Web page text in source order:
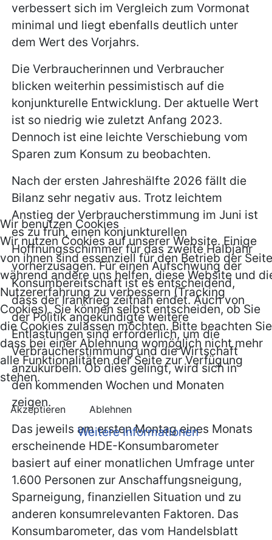
verbessert sich im Vergleich zum Vormonat
minimal und liegt ebenfalls deutlich unter
dem Wert des Vorjahrs.
Die Verbraucherinnen und Verbraucher
blicken weiterhin pessimistisch auf die
konjunkturelle Entwicklung. Der aktuelle Wert
ist so niedrig wie zuletzt Anfang 2023.
Dennoch ist eine leichte Verschiebung vom
Sparen zum Konsum zu beobachten.
Nach der ersten Jahreshälfte 2026 fällt die
Bilanz sehr negativ aus. Trotz leichtem
Anstieg der Verbraucherstimmung im Juni ist
es zu früh, einen konjunkturellen
Hoffnungsschimmer für das zweite Halbjahr
vorherzusagen. Für einen Aufschwung der
Konsumbereitschaft ist es entscheidend,
dass der Irankrieg zeitnah endet. Auch von
der Politik angekündigte weitere
Entlastungen sind erforderlich, um die
Verbraucherstimmung und die Wirtschaft
anzukurbeln. Ob dies gelingt, wird sich in
den kommenden Wochen und Monaten
zeigen.
Das jeweils am ersten Montag eines Monats
erscheinende HDE-Konsumbarometer
basiert auf einer monatlichen Umfrage unter
1.600 Personen zur Anschaffungsneigung,
Sparneigung, finanziellen Situation und zu
anderen konsumrelevanten Faktoren. Das
Konsumbarometer, das vom Handelsblatt
Wir benutzen Cookies
Wir nutzen Cookies auf unserer Website. Einige
von ihnen sind essenziell für den Betrieb der
während andere uns helfen, diese Website und
Nutzererfahrung zu verbessern (Tracking
Cookies). Sie können selbst entscheiden, ob Sie
die Cookies zulassen möchten. Bitte beachten
dass bei einer Ablehnung womöglich nicht mehr
alle Funktionalitäten der Seite zur Verfügung
stehen.
Akzeptieren Ablehnen
Weitere Informationen